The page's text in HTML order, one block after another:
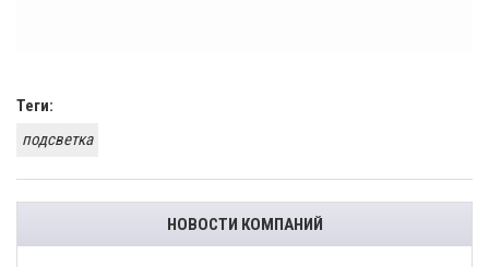
Теги:
подсветка
НОВОСТИ КОМПАНИЙ